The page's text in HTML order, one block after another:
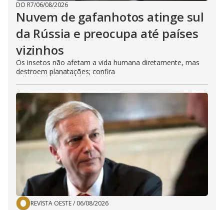
DO R7/06/08/2026
Nuvem de gafanhotos atinge sul
da Rússia e preocupa até países
vizinhos
Os insetos não afetam a vida humana diretamente, mas
destroem planatações; confira
REVISTA OESTE/ 06/08/2026